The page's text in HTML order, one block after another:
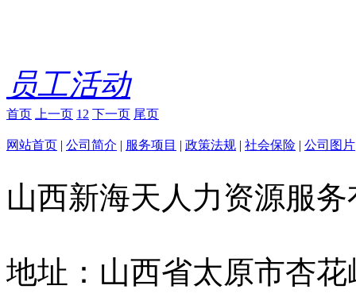
员工活动
首页 上一页 1 2 下一页 尾页
网站首页 | 公司简介 | 服务项目 | 政策法规 | 社会保险 | 公司图片
山西新海天人力资源服
地址：山西省太原市杏